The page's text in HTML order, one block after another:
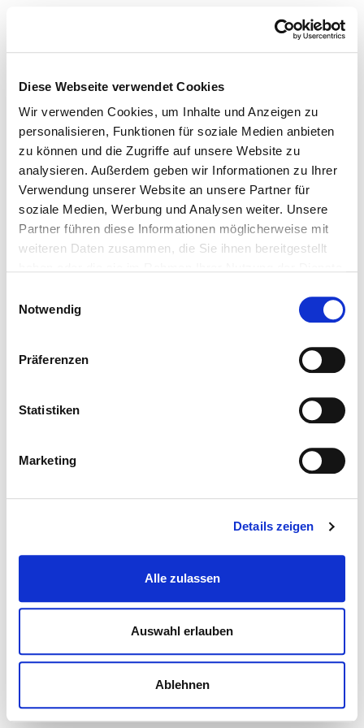
Diese Webseite verwendet Cookies
Wir verwenden Cookies, um Inhalte und Anzeigen zu
personalisieren, Funktionen für soziale Medien anbieten
zu können und die Zugriffe auf unsere Website zu
analysieren. Außerdem geben wir Informationen zu Ihrer
Verwendung unserer Website an unsere Partner für
soziale Medien, Werbung und Analysen weiter. Unsere
Partner führen diese Informationen möglicherweise mit
weiteren Daten zusammen, die Sie ihnen bereitgestellt
Notwendig
Präferenzen
Statistiken
Marketing
Details zeigen
Alle zulassen
Auswahl erlauben
Ablehnen